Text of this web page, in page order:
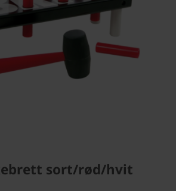
sort/rød/hvit